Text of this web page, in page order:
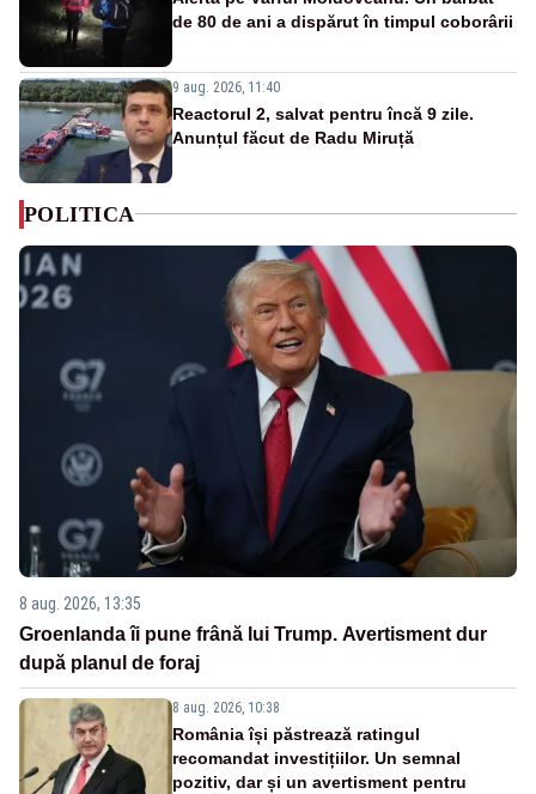
de 80 de ani a dispărut în timpul coborârii
9 aug. 2026, 11:40
Reactorul 2, salvat pentru încă 9 zile.
Anunțul făcut de Radu Miruță
POLITICA
8 aug. 2026, 13:35
Groenlanda îi pune frână lui Trump. Avertisment dur
după planul de foraj
8 aug. 2026, 10:38
România își păstrează ratingul
recomandat investițiilor. Un semnal
pozitiv, dar și un avertisment pentru